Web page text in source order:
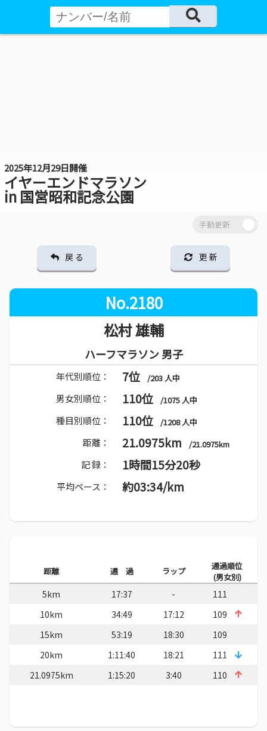
2025年12月29日開催
イヤーエンドマラソン
in 国営昭和記念公園
戻 る 更 新
No.2180
松村 雄輔
ハーフマラソン 男子
年代別順位： 7位 /203 人中
男女別順位： 110位 /1075 人中
種目別順位： 110位 /1208 人中
距離： 21.0975km /21.0975km
記 録： 1時間15分20秒
平均ペース： 約03:34/km
距離 通 過 ラップ
通過順位
(男女別)
5km 17:37 -
111
10km
34:49 17:12
109
15km
53:19 18:30
109
20km
1:11:40 18:21
111
21.0975km
1:15:20 3:40 110